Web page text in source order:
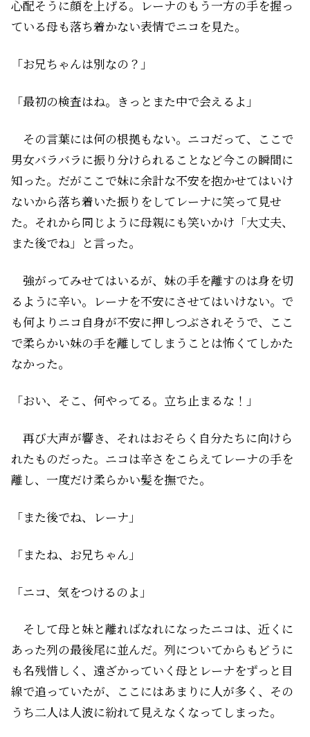
心配そうに顔を上げる。レーナのもう一方の手を握っ
ている母も落ち着かない表情でニコを見た。
「お兄ちゃんは別なの？」
「最初の検査はね。きっとまた中で会えるよ」
その言葉には何の根拠もない。ニコだって、ここで
男女バラバラに振り分けられることなど今この瞬間に
知った。だがここで妹に余計な不安を抱かせてはいけ
ないから落ち着いた振りをしてレーナに笑って見せ
た。それから同じように母親にも笑いかけ「大丈夫、
また後でね」と言った。
強がってみせてはいるが、妹の手を離すのは身を切
るように辛い。レーナを不安にさせてはいけない。で
も何よりニコ自身が不安に押しつぶされそうで、ここ
で柔らかい妹の手を離してしまうことは怖くてしかた
なかった。
「おい、そこ、何やってる。立ち止まるな！」
再び大声が響き、それはおそらく自分たちに向けら
れたものだった。ニコは辛さをこらえてレーナの手を
離し、一度だけ柔らかい髪を撫でた。
「また後でね、レーナ」
「またね、お兄ちゃん」
「ニコ、気をつけるのよ」
そして母と妹と離ればなれになったニコは、近くに
あった列の最後尾に並んだ。列についてからもどうに
も名残惜しく、遠ざかっていく母とレーナをずっと目
線で追っていたが、ここにはあまりに人が多く、その
うち二人は人波に紛れて見えなくなってしまった。